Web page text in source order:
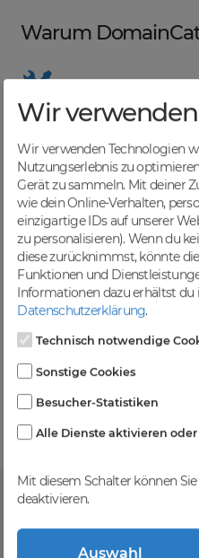
Warum
Nützliche Tools
Von Domainern für
übersichtlichen Listen für
Günstige Preise
Backorders bereits ab €
Level und zzgl. MwSt falls
Kein Gebotsverfahren
Einfaches System - Deine
FAQ
Wir
Wir verwenden Technologien
Nutzungserlebnis zu
Gerät zu sammeln. Mit deiner
wie dein Online-Verhalten,
einzigartige IDs auf unserer
zu personalisieren). Wenn du
diese zurücknimmst, könnte
Funktionen und
Informationen dazu erhältst du
Datenschutzerklärung.
Technisch notwendige
Sonstige Cookies
Besucher-Statistiken
Alle Dienste aktivieren
Mit diesem Schalter können
deaktivieren.
Auswahl